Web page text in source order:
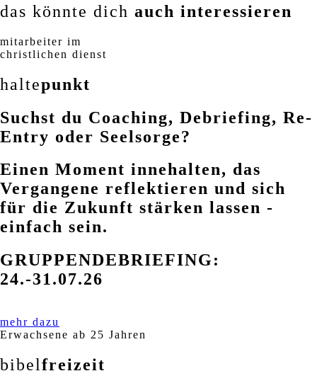
das könnte dich auch interessieren
mitarbeiter im
christlichen dienst
haltepunkt
Suchst du Coaching, Debriefing, Re-
Entry oder Seelsorge?
Einen Moment innehalten, das
Vergangene reflektieren und sich
für die Zukunft stärken lassen -
einfach sein.
GRUPPENDEBRIEFING:
24.-31.07.26
mehr dazu
Erwachsene ab 25 Jahren
bibel freizeit